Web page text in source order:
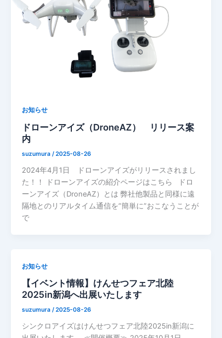
お知らせ
ドローンアイズ（DroneAZ） リリース案
内
suzumura/2025-08-26
2024年4月1日 ドローンアイズがリリースされまし
た！！ ドローンアイズの紹介ページはこちら ドロ
ーンアイズ（DroneAZ）とは 弊社他製品と同様に遠
隔地とのリアルタイム通信を”簡単に”おこなうことが
で
お知らせ
【イベント情報】けんせつフェア北陸
2025in新潟へ出展いたします
suzumura/2025-08-26
シンクロアイズはけんせつフェア北陸2025in新潟に